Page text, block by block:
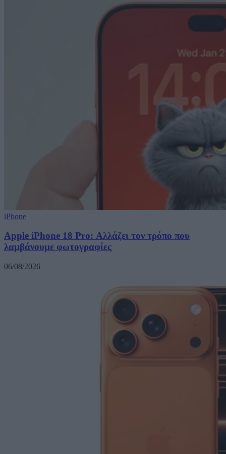
iPhone
Apple iPhone 18 Pro: Αλλάζει τον τρόπο που
λαμβάνουμε φωτογραφίες
06/08/2026